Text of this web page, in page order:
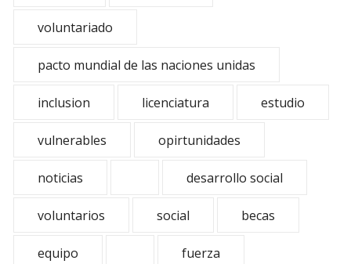
voluntariado
pacto mundial de las naciones unidas
inclusion licenciatura estudio
vulnerables opirtunidades
noticias desarrollo social
voluntarios social becas
equipo fuerza